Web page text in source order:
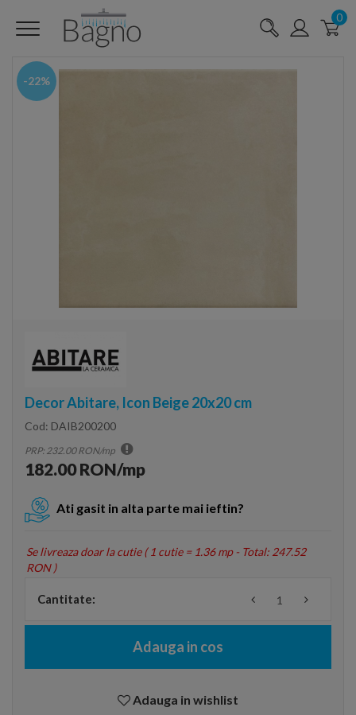
0
-22%
Decor Abitare, Icon Beige 20x20 cm
Cod: DAIB200200
PRP: 232.00 RON/mp
182.00 RON/mp
Ati gasit in alta parte mai ieftin?
Se livreaza doar la cutie (1 cutie = 1.36 mp - Total: 247.52
RON )
Cantitate:
Adauga in cos
Adauga in wishlist